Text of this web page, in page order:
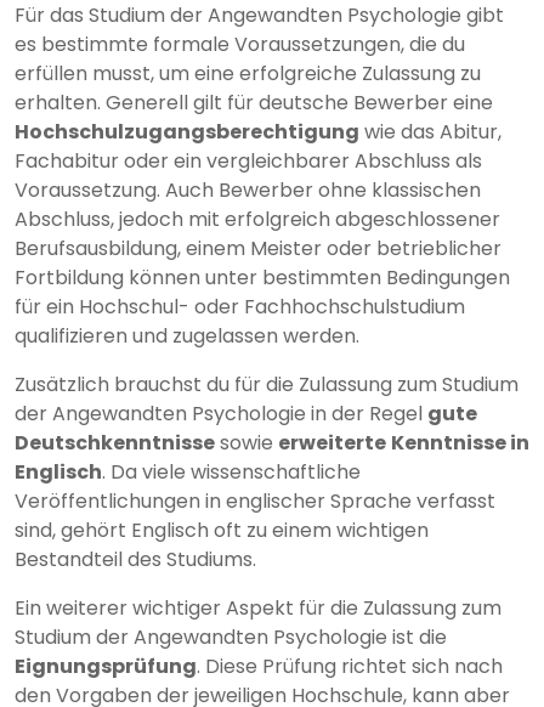
Für das Studium der Angewandten Psychologie gibt
es bestimmte formale Voraussetzungen, die du
erfüllen musst, um eine erfolgreiche Zulassung zu
erhalten. Generell gilt für deutsche Bewerber eine
Hochschulzugangsberechtigung wie das Abitur,
Fachabitur oder ein vergleichbarer Abschluss als
Voraussetzung. Auch Bewerber ohne klassischen
Abschluss, jedoch mit erfolgreich abgeschlossener
Berufsausbildung, einem Meister oder betrieblicher
Fortbildung können unter bestimmten Bedingungen
für ein Hochschul- oder Fachhochschulstudium
qualifizieren und zugelassen werden.
Zusätzlich brauchst du für die Zulassung zum Studium
der Angewandten Psychologie in der Regel gute
Deutschkenntnissesowie erweiterte Kenntnisse in
Englisch. Da viele wissenschaftliche
Veröffentlichungen in englischer Sprache verfasst
sind, gehört Englisch oft zu einem wichtigen
Bestandteil des Studiums.
Ein weiterer wichtiger Aspekt für die Zulassung zum
Studium der Angewandten Psychologie ist die
Eignungsprüfung. Diese Prüfung richtet sich nach
den Vorgaben der jeweiligen Hochschule, kann aber